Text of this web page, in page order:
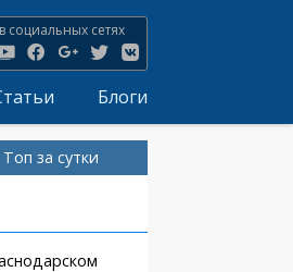
социальных сетях
Блоги
Топ за сутки